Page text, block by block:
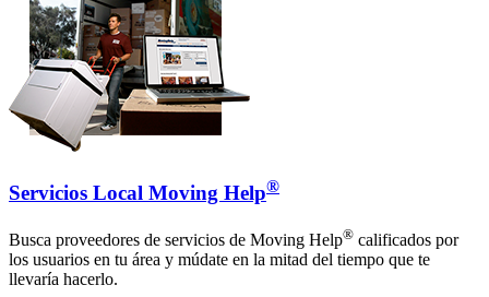
Servicios Local Moving Help®
Busca proveedores de servicios de Moving Help® calificados por
los usuarios en tu área y múdate en la mitad del tiempo que te
llevaría hacerlo.